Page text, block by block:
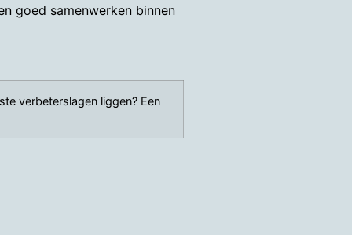
goed samenwerken binnen
verbeterslagen liggen? Een